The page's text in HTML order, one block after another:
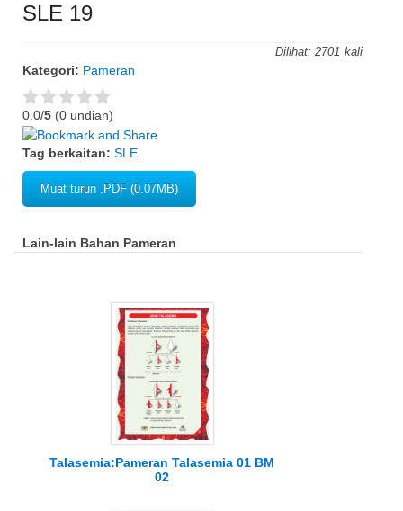
SLE 19
Dilihat: 2701
Kategori: Pameran
0.0/5 (0 undian)
Tag berkaitan: SLE
Muat turun .PDF (0.07MB)
Lain-lain Bahan Pameran
Talasemia:Pameran Talasemia 01 BM
02